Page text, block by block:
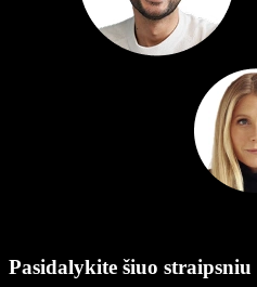
Pasidalykite šiuo straipsniu